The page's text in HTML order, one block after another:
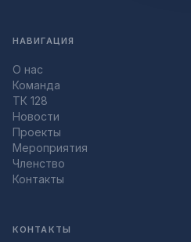
НАВИГАЦИЯ
О нас
Команда
ТК 128
Новости
Проекты
Мероприятия
Членство
Контакты
КОНТАКТЫ